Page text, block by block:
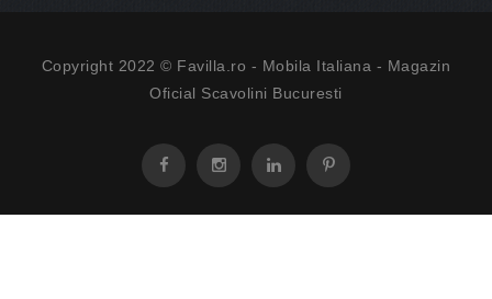
Copyright 2022 © Favilla.ro - Mobila Italiana - Magazin
Oficial Scavolini Bucuresti